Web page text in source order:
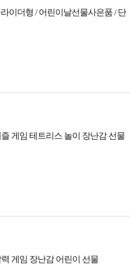
이더형 / 어린이날선물사은품 / 단
게임 테트리스 놀이 장난감 선물
게임 장난감 어린이 선물